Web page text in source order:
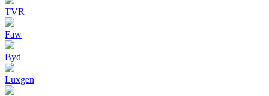
TVR
Faw
Byd
Luxgen